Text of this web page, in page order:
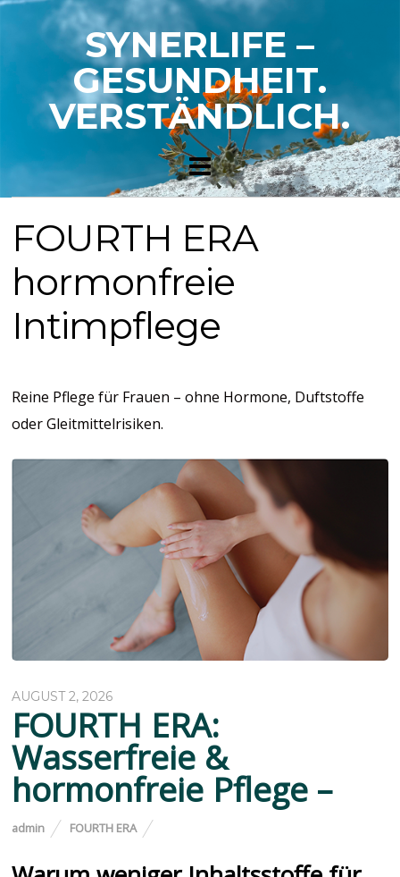
SYNERLIFE –
GESUNDHEIT.
VERSTÄNDLICH.
FOURTH ERA
hormonfreie
Intimpflege
Reine Pflege für Frauen – ohne Hormone, Duftstoffe
oder Gleitmittelrisiken.
AUGUST 2, 2026
FOURTH ERA:
Wasserfreie &
hormonfreie Pflege –
admin FOURTH ERA